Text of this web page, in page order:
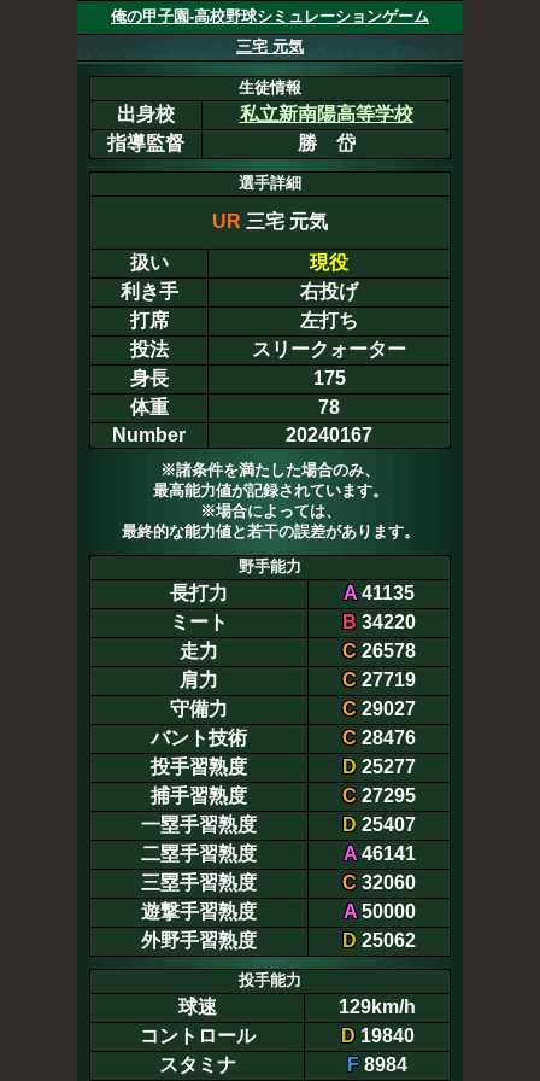
俺の甲子園-高校野球シミュレーションゲーム
三宅 元気
生徒情報
出身校
私立新南陽高等学校
指導監督
勝 岱
選手詳細
UR 三宅 元気
扱い
現役
利き手
右投げ
打席
左打ち
投法
スリークォーター
身長
175
体重
78
Number
20240167
※諸条件を満たした場合のみ、
最高能力値が記録されています。
※場合によっては、
最終的な能力値と若干の誤差があります。
野手能力
長打力 A41135
ミート
B 34220
走力
C 26578
肩力
C 27719
守備力
C 29027
バント技術
C 28476
投手習熟度
D 25277
捕手習熟度
C 27295
一塁手習熟度
D 25407
二塁手習熟度
A46141
三塁手習熟度
C 32060
遊撃手習熟度
A50000
外野手習熟度
D 25062
投手能力
球速
129km/h
コントロール
D19840
スタミナ
F 8984